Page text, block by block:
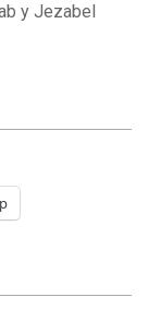
y Jezabel